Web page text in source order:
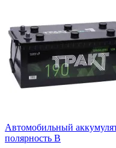
Автомобильный
полярность B